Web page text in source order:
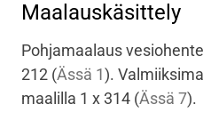
Maalauskäsittely
Pohjamaalaus
212 (Ässä 1).
maalilla 1 x 314 (Ässä 7).